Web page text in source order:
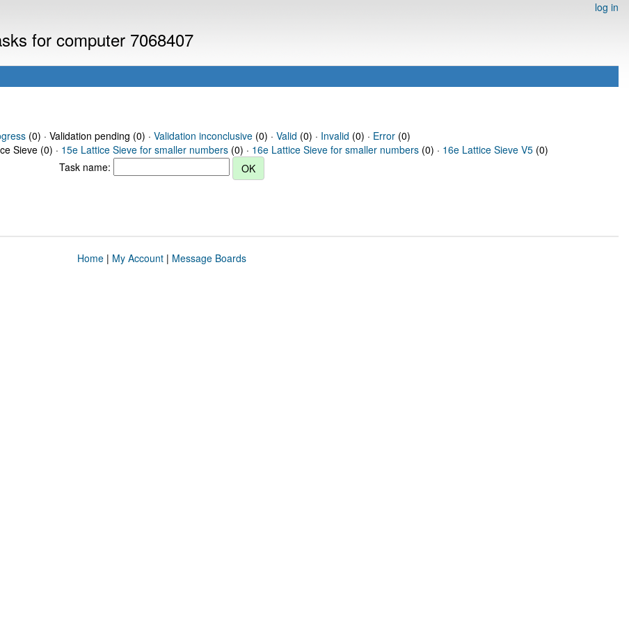
log in
for computer 7068407
(0) · Validation pending (0) · Validation inconclusive(0) · Valid (0) · Invalid (0) · Error(0)
Sieve (0) · 15e Lattice Sieve for smaller numbers (0) · 16e Lattice Sieve for smaller numbers (0) · 16e Lattice Sieve V5 (0)
Task name:
Home| My Account| Message Boards